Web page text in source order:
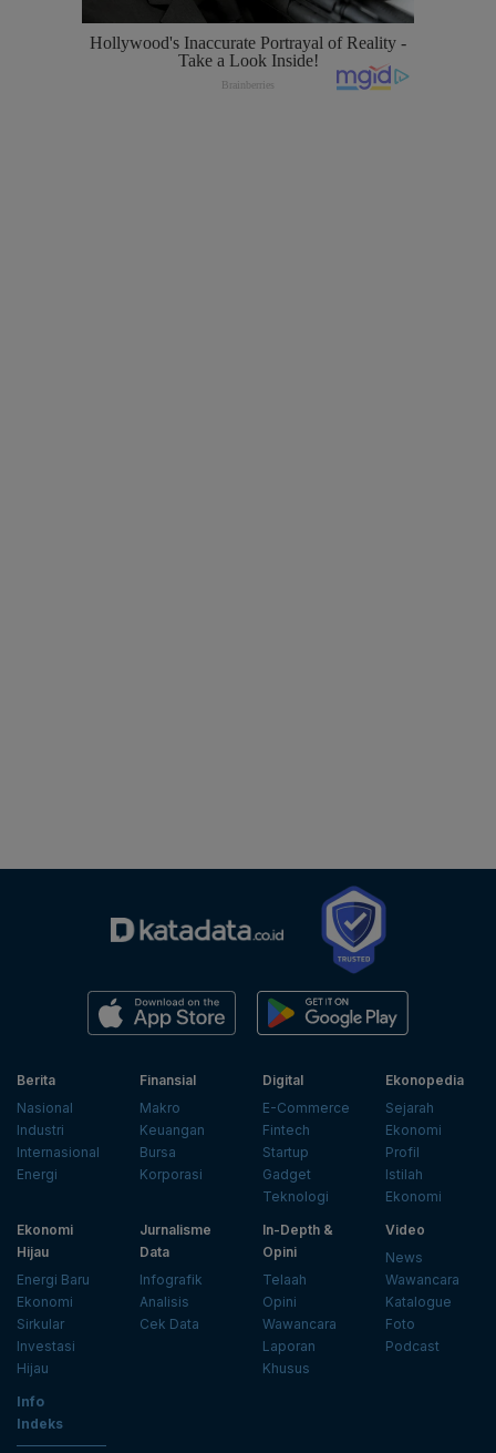
Berita
Nasional
Industri
Internasional
Energi
Finansial
Makro
Keuangan
Bursa
Korporasi
Digital
E-Commerce
Fintech
Startup
Gadget
Teknologi
Ekonopedia
Sejarah
Ekonomi
Profil
Istilah
Ekonomi
Ekonomi
Hijau
Energi Baru
Ekonomi
Sirkular
Investasi
Hijau
Jurnalisme
Data
Infografik
Analisis
Cek Data
In-Depth &
Opini
Telaah
Opini
Wawancara
Laporan
Khusus
Video
News
Wawancara
Katalogue
Foto
Podcast
Info
Indeks